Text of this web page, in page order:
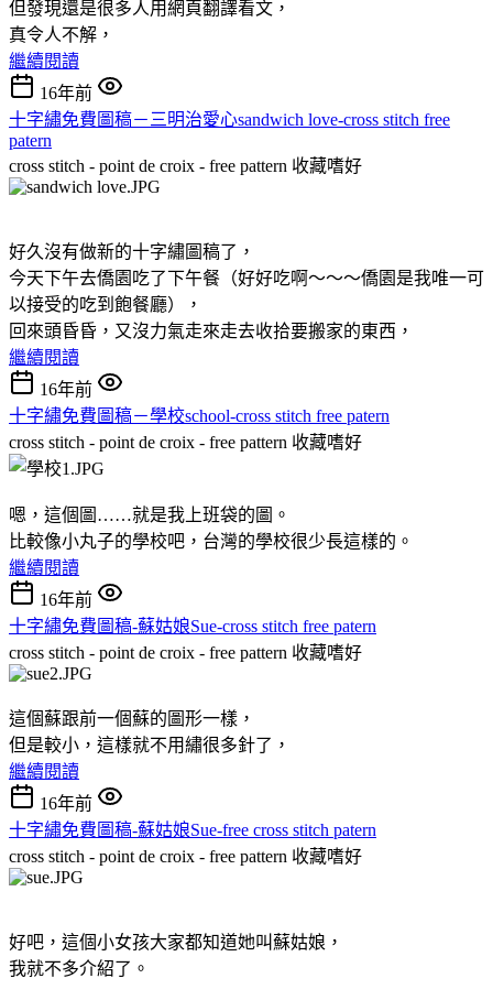
但發現還是很多人用網頁翻譯看文，
真令人不解，
繼續閱讀
16年前
十字繡免費圖稿－三明治愛心sandwich love-cross stitch free
patern
cross stitch - point de croix - free pattern 收藏嗜好
好久沒有做新的十字繡圖稿了，
今天下午去僑園吃了下午餐（好好吃啊～～～僑園是我唯一可
以接受的吃到飽餐廳），
回來頭昏昏，又沒力氣走來走去收拾要搬家的東西，
繼續閱讀
16年前
十字繡免費圖稿－學校school-cross stitch free patern
cross stitch - point de croix - free pattern 收藏嗜好
嗯，這個圖……就是我上班袋的圖。
比較像小丸子的學校吧，台灣的學校很少長這樣的。
繼續閱讀
16年前
十字繡免費圖稿-蘇姑娘Sue-cross stitch free patern
cross stitch - point de croix - free pattern 收藏嗜好
這個蘇跟前一個蘇的圖形一樣，
但是較小，這樣就不用繡很多針了，
繼續閱讀
16年前
十字繡免費圖稿-蘇姑娘Sue-free cross stitch patern
cross stitch - point de croix - free pattern 收藏嗜好
好吧，這個小女孩大家都知道她叫蘇姑娘，
我就不多介紹了。